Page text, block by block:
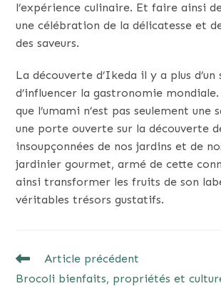
l’expérience culinaire. Et faire ainsi
une célébration de la délicatesse et
des saveurs.
La découverte d’Ikeda il y a plus
d’influencer la gastronomie
que l’umami n’est pas seulement une
une porte ouverte sur la découverte
insoupçonnées de nos jardins et de
jardinier gourmet, armé de cette
ainsi transformer les fruits de son
véritables trésors gustatifs.
READ
Article précédent
Brocoli bienfaits, propriétés et